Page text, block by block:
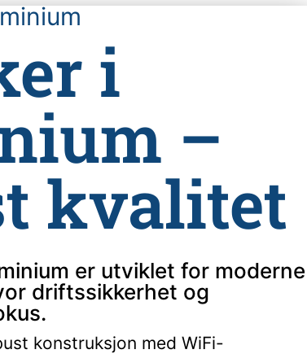
i
–
kvalitet
er utviklet for moderne
driftssikkerhet og
konstruksjon med WiFi-